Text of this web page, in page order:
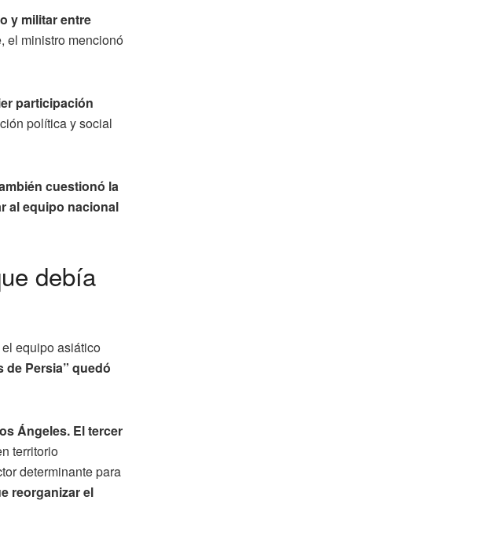
y militar entre
el ministro mencionó
participación
política y social
cuestionó la
al equipo nacional
debía
equipo asiático
de Persia” quedó
Ángeles. El tercer
territorio
determinante para
reorganizar el